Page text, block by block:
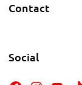
Contact
Social